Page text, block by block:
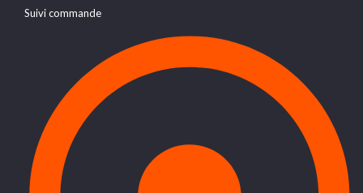
Suivi commande